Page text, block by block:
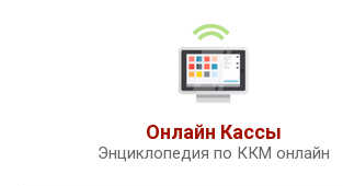
Онлайн Кассы
Энциклопедия по ККМ онлайн